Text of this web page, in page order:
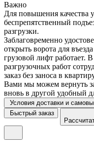
Важно
Для повышения качества
беспрепятственный
разгрузки.
Заблаговременно
открыть ворота для
грузовой лифт работает.
разгрузочных работ
заказ без заноса в
Вами мы можем вернуть
вновь в другой удобный
Условия доставки и
Быстрый заказ